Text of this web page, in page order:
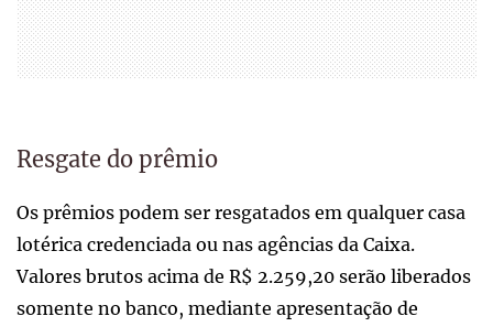
Resgate do prêmio
Os prêmios podem ser resgatados em qualquer casa
lotérica credenciada ou nas agências da Caixa.
Valores brutos acima de R$ 2.259,20 serão liberados
somente no banco, mediante apresentação de